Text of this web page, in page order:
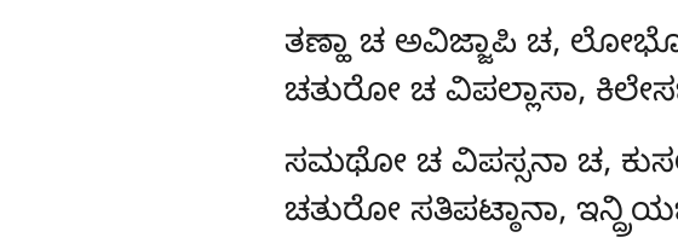
ತಣ್ಹಾಚ ಅವಿಜ್ಜಾಪಿ ಚ,
ಚತುರೋ ಚ ವಿಪಲ್ಲಾಸಾ,
ಸಮಥೋ ಚ ವಿಪಸ್ಸನಾ ಚ,
ಚತುರೋ ಸತಿಪಟ್ಠಾನಾ,